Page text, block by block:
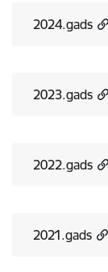
2024.gads
2023.gads
2022.gads
2021.gads